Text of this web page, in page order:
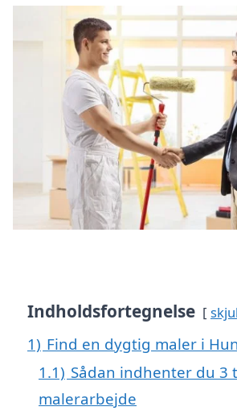
Indholdsfortegnelse skjul
1) Find en dygtig maler i
1.1) Sådan indhenter du 3
malerarbejde